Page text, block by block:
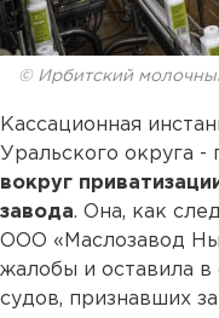
© Ирбитский
Кассационная
Уральского округа -
вокруг
завода. Она, как
ООО «Маслозавод
жалобы и оставила
судов, признавших